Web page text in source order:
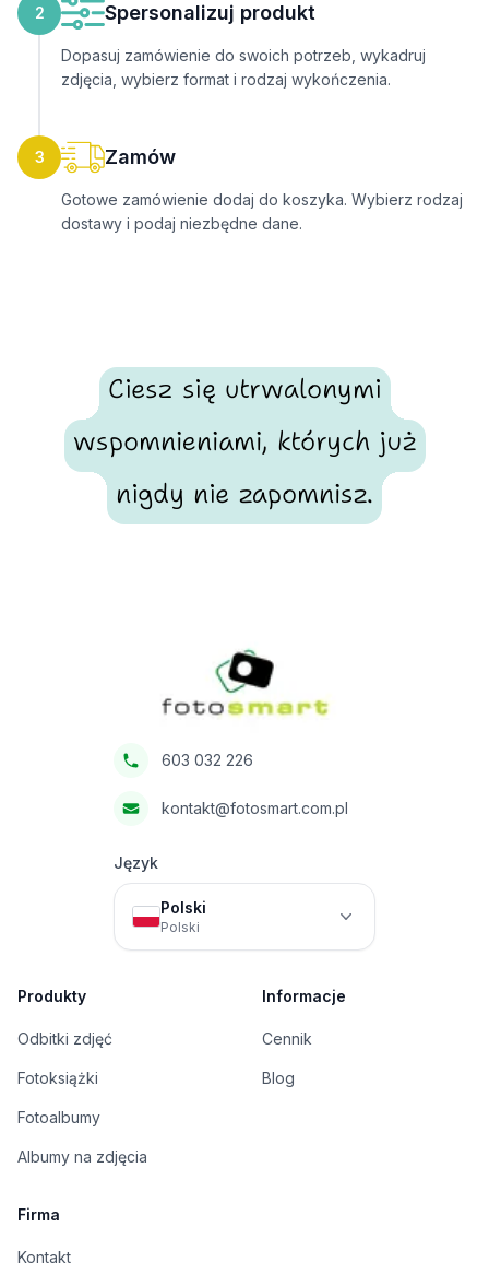
2 Spersonalizuj produkt
Dopasuj zamówienie do swoich potrzeb, wykadruj
zdjęcia, wybierz format i rodzaj wykończenia.
3 Zamów
Gotowe zamówienie dodaj do koszyka. Wybierz rodzaj
dostawy i podaj niezbędne dane.
Ciesz się utrwalonymi
wspomnieniami, których już
nigdy nie zapomnisz.
603 032 226
kontakt@fotosmart.com.pl
Język
Polski
Polski
Produkty
Odbitki zdjęć
Fotoksiążki
Fotoalbumy
Albumy na zdjęcia
Informacje
Cennik
Blog
Firma
Kontakt